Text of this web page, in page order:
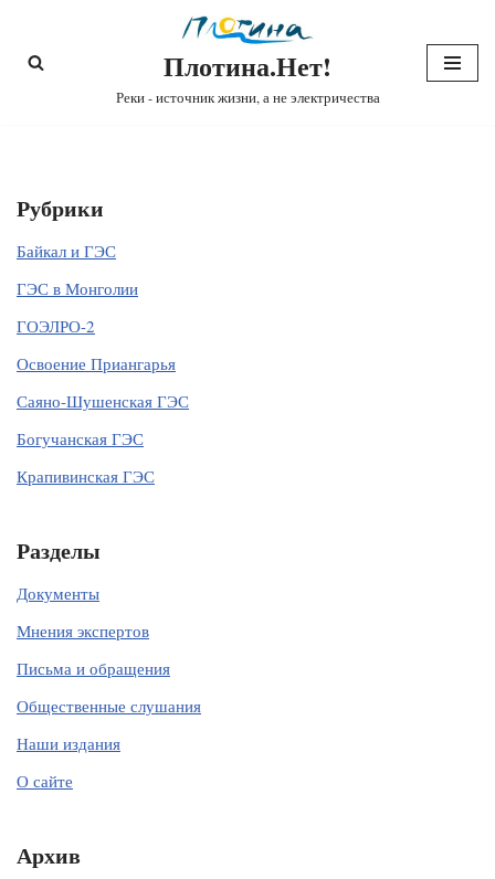
Перейти
Плотина.Нет!
Реки - источник жизни, а не электричества
Рубрики
Байкал и ГЭС
ГЭС в Монголии
ГОЭЛРО-2
Освоение Приангарья
Саяно-Шушенская ГЭС
Богучанская ГЭС
Крапивинская ГЭС
Разделы
Документы
Мнения экспертов
Письма и обращения
Общественные слушания
Наши издания
О сайте
Архив